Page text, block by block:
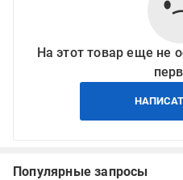
На этот товар еще не
Популярные запросы